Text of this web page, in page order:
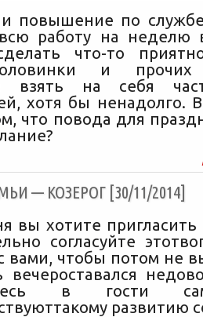
повышение по
работу на неделю
что-то
и прочих
взять на себя
хотя бы ненадолго.
что повода для
— КОЗЕРОГ [30/11/2014]
вы хотите
согласуйте
чтобы потом не
вечероставался
в гости
развитию